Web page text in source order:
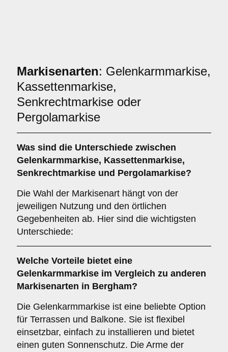
Markisenarten: Gelenkarmmarkise,
Kassettenmarkise,
Senkrechtmarkise oder
Pergolamarkise
Was sind die Unterschiede zwischen
Gelenkarmmarkise, Kassettenmarkise,
Senkrechtmarkise und Pergolamarkise?
Die Wahl der Markisenart hängt von der
jeweiligen Nutzung und den örtlichen
Gegebenheiten ab. Hier sind die wichtigsten
Unterschiede:
Welche Vorteile bietet eine
Gelenkarmmarkise im Vergleich zu anderen
Markisenarten in Bergham?
Die Gelenkarmmarkise ist eine beliebte Option
für Terrassen und Balkone. Sie ist flexibel
einsetzbar, einfach zu installieren und bietet
einen guten Sonnenschutz. Die Arme der